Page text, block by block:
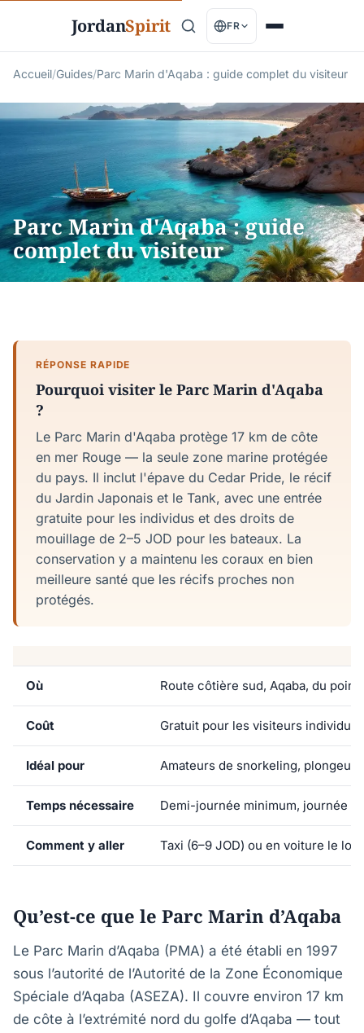
JordanSpirit FR
Accueil/Guides/Parc Marin d'Aqaba : guide complet du visiteur
Parc Marin d'Aqaba : guide
complet du visiteur
RÉPONSE RAPIDE
Pourquoi visiter le Parc Marin d'Aqaba
?
Le Parc Marin d'Aqaba protège 17 km de côte
en mer Rouge — la seule zone marine protégée
du pays. Il inclut l'épave du Cedar Pride, le récif
du Jardin Japonais et le Tank, avec une entrée
gratuite pour les individus et des droits de
mouillage de 2–5 JOD pour les bateaux. La
conservation y a maintenu les coraux en bien
meilleure santé que les récifs proches non
protégés.
Où Route côtière sud, Aqaba, du
Coût Gratuit pour les visiteurs
Idéal pour Amateurs de snorkeling,
Temps nécessaire Demi-journée minimum, journée
Comment y aller Taxi (6–9 JOD) ou en voiture le
Qu’est-ce que le Parc Marin d’Aqaba
Le Parc Marin d’Aqaba (PMA) a été établi en 1997
sous l’autorité de l’Autorité de la Zone Économique
Spéciale d’Aqaba (ASEZA). Il couvre environ 17 km
de côte à l’extrémité nord du golfe d’Aqaba — tout